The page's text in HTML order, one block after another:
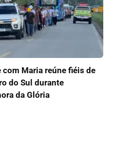
Maria reúne fiéis de
do Sul durante
da Glória